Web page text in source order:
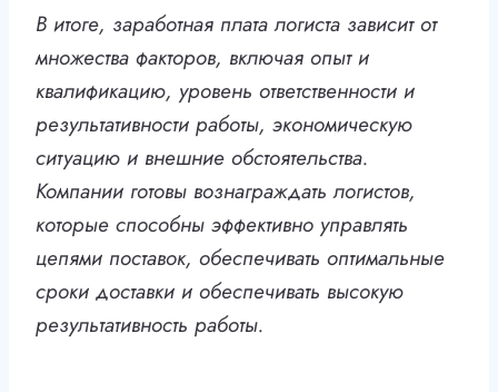
В итоге, заработная плата логиста зависит от
множества факторов, включая опыт и
квалификацию, уровень ответственности и
результативности работы, экономическую
ситуацию и внешние обстоятельства.
Компании готовы вознаграждать логистов,
которые способны эффективно управлять
цепями поставок, обеспечивать оптимальные
сроки доставки и обеспечивать высокую
результативность работы.